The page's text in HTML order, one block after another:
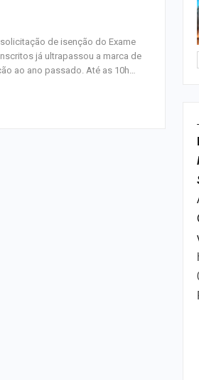
de isenção do Exame
já ultrapassou a marca de
ao ano passado. Até as 10h…